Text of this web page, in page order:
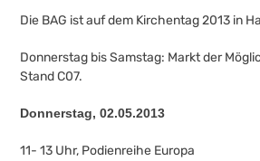
Die BAG ist auf dem Kirchentag 2013 in
Donnerstag bis Samstag: Markt der
Stand C07.
Donnerstag, 02.05.2013
11- 13 Uhr, Podienreihe Europa